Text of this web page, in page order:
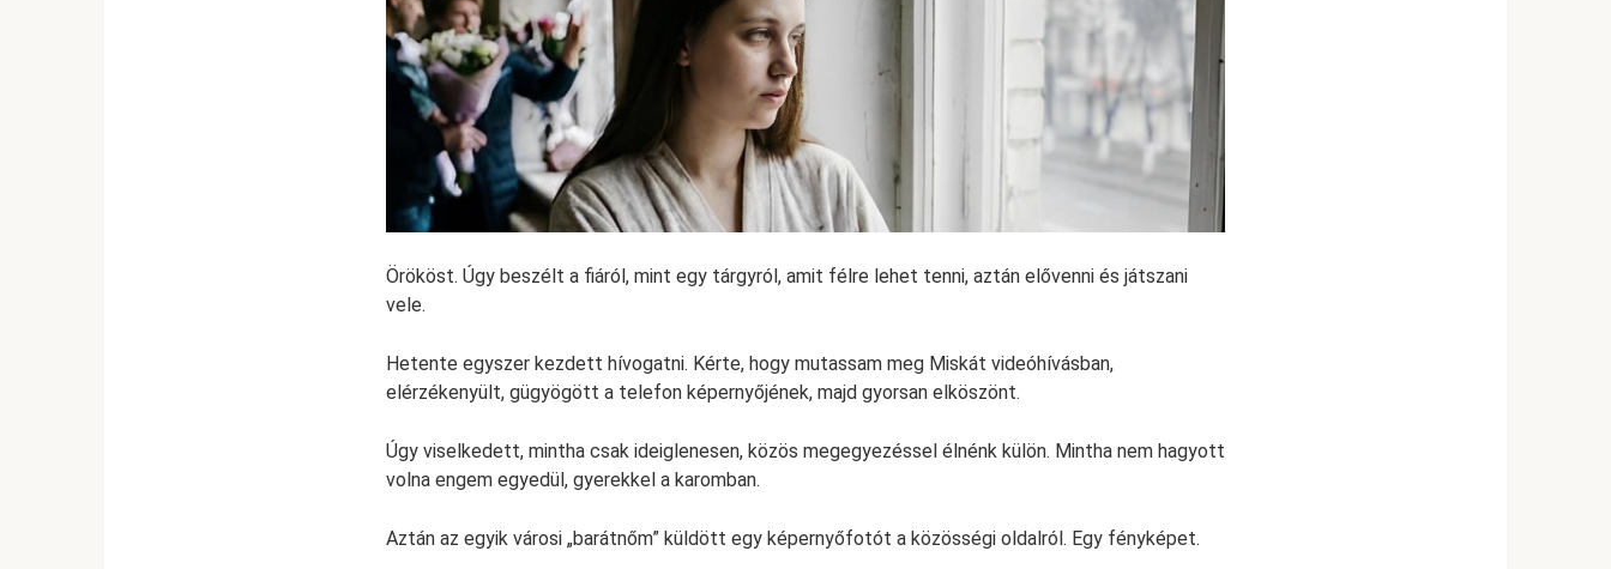
Örököst. Úgy beszélt a fiáról, mint egy tárgyról, amit félre lehet tenni, aztán elővenni és játszani
vele.
Hetente egyszer kezdett hívogatni. Kérte, hogy mutassam meg Miskát videóhívásban,
elérzékenyült, gügyögött a telefon képernyőjének, majd gyorsan elköszönt.
Úgy viselkedett, mintha csak ideiglenesen, közös megegyezéssel élnénk külön. Mintha nem hagyott
volna engem egyedül, gyerekkel a karomban.
Aztán az egyik városi „barátnőm” küldött egy képernyőfotót a közösségi oldalról. Egy fényképet.